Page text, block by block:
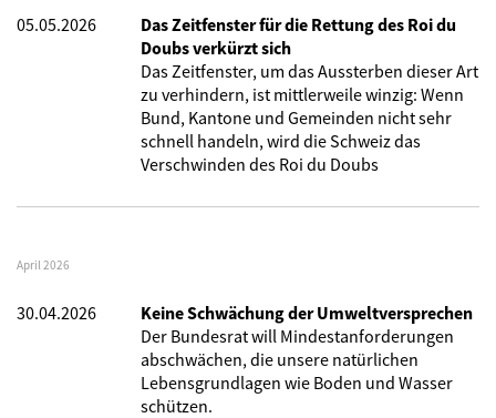
05.05.2026
Das Zeitfenster für die Rettung des Roi du
Doubs verkürzt sich
Das Zeitfenster, um das Aussterben dieser Art
zu verhindern, ist mittlerweile winzig: Wenn
Bund, Kantone und Gemeinden nicht sehr
schnell handeln, wird die Schweiz das
Verschwinden des Roi du Doubs
April 2026
30.04.2026
Keine Schwächung der Umweltversprechen
Der Bundesrat will Mindestanforderungen
abschwächen, die unsere natürlichen
Lebensgrundlagen wie Boden und Wasser
schützen.